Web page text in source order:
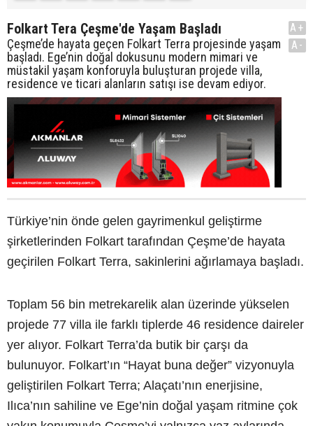
Folkart Tera Çeşme'de Yaşam Başladı
Çeşme’de hayata geçen Folkart Terra projesinde yaşam
başladı. Ege’nin doğal dokusunu modern mimari ve
müstakil yaşam konforuyla buluşturan projede villa,
residence ve ticari alanların satışı ise devam ediyor.
A+
A-
Türkiye’nin önde gelen gayrimenkul geliştirme
şirketlerinden Folkart tarafından Çeşme’de hayata
geçirilen Folkart Terra, sakinlerini ağırlamaya başladı.
Toplam 56 bin metrekarelik alan üzerinde yükselen
projede 77 villa ile farklı tiplerde 46 residence daireler
yer alıyor. Folkart Terra’da butik bir çarşı da
bulunuyor. Folkart’ın “Hayat buna değer” vizyonuyla
geliştirilen Folkart Terra; Alaçatı’nın enerjisine,
Ilıca’nın sahiline ve Ege’nin doğal yaşam ritmine çok